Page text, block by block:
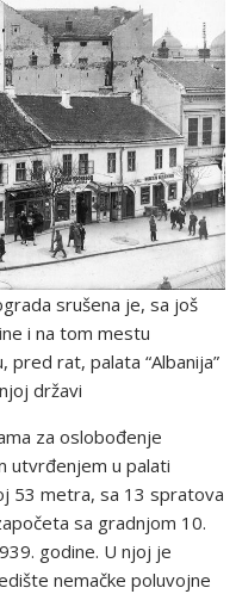
srušena je, sa još
i na tom mestu
rat, palata “Albanija”
državi
za oslobođenje
utvrđenjem u palati
53 metra, sa 13 spratova
sa gradnjom 10.
godine. U njoj je
nemačke poluvojne